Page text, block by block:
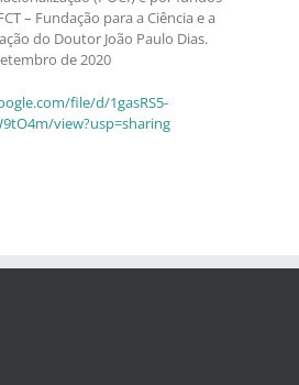
– Fundação para a Ciência e a
do Doutor João Paulo Dias.
de 2020
file/d/1gasRS5-
view?usp=sharing